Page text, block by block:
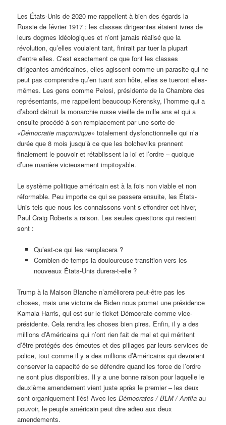
Les États-Unis de 2020 me rappellent à bien des égards la
Russie de février 1917 : les classes dirigeantes étaient ivres de
leurs dogmes idéologiques et n’ont jamais réalisé que la
révolution, qu’elles voulaient tant, finirait par tuer la plupart
d’entre elles. C’est exactement ce que font les classes
dirigeantes américaines, elles agissent comme un parasite qui ne
peut pas comprendre qu’en tuant son hôte, elles se tueront elles-
mêmes. Les gens comme Pelosi, présidente de la Chambre des
représentants, me rappellent beaucoup Kerensky, l’homme qui a
d’abord détruit la monarchie russe vieille de mille ans et qui a
ensuite procédé à son remplacement par une sorte de
«Démocratie maçonnique»totalement dysfonctionnelle qui n’a
durée que 8 mois jusqu’à ce que les bolcheviks prennent
finalement le pouvoir et rétablissent la loi et l’ordre – quoique
d’une manière vicieusement impitoyable.
Le système politique américain est à la fois non viable et non
réformable. Peu importe ce qui se passera ensuite, les États-
Unis tels que nous les connaissons vont s’effondrer cet hiver,
Paul Craig Roberts a raison. Les seules questions qui restent
sont :
Qu’est-ce qui les remplacera ?
Combien de temps la douloureuse transition vers les
nouveaux États-Unis durera-t-elle ?
Trump à la Maison Blanche n’améliorera peut-être pas les
choses, mais une victoire de Biden nous promet une présidence
Kamala Harris, qui est sur le ticket Démocrate comme vice-
présidente. Cela rendra les choses bien pires. Enfin, il y a des
millions d’Américains qui n’ont rien fait de mal et qui méritent
d’être protégés des émeutes et des pillages par leurs services de
police, tout comme il y a des millions d’Américains qui devraient
conserver la capacité de se défendre quand les force de l’ordre
ne sont plus disponibles. Il y a une bonne raison pour laquelle le
deuxième amendement vient juste après le premier – les deux
sont organiquement liés! Avec lesDémocrates / BLM / Antifa au
pouvoir, le peuple américain peut dire adieu aux deux
amendements.